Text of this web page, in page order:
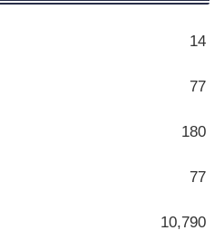
14
77
180
77
10,790